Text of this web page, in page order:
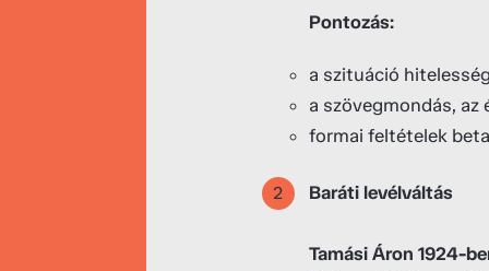
Pontozás:
a szituáció
a szövegmondás,
formai feltételek
Baráti levélváltás
Tamási Áron 1924-